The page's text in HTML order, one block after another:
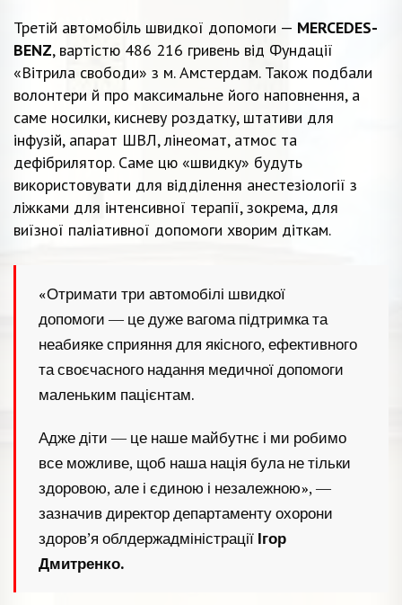
Третій автомобіль швидкої допомоги — MERCEDES-
BENZ, вартістю 486 216 гривень від Фундації
«Вітрила свободи» з м. Амстердам. Також подбали
волонтери й про максимальне його наповнення, а
саме носилки, кисневу роздатку, штативи для
інфузій, апарат ШВЛ, лінеомат, атмос та
дефібрилятор. Саме цю «швидку» будуть
використовувати для відділення анестезіології з
ліжками для інтенсивної терапії, зокрема, для
виїзної паліативної допомоги хворим діткам.
«Отримати три автомобілі швидкої
допомоги — це дуже вагома підтримка та
неабияке сприяння для якісного, ефективного
та своєчасного надання медичної допомоги
маленьким пацієнтам.
Адже діти — це наше майбутнє і ми робимо
все можливе, щоб наша нація була не тільки
здоровою, але і єдиною і незалежною», —
зазначив директор департаменту охорони
здоров’я облдержадміністрації Ігор
Дмитренко.